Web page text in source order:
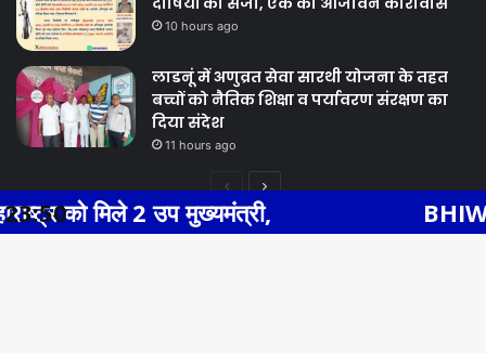
10 hours ago
लाडनूं में अणुव्रत सेवा सारथी योजना के तहत
बच्चों को नैतिक शिक्षा व पर्यावरण संरक्षण का
दिया संदेश
11 hours ago
Previous
page
Next
page
Facebook Twitter WhatsApp Telegram
उप मुख्यमंत्री, BHIWADI NEWS
23:50